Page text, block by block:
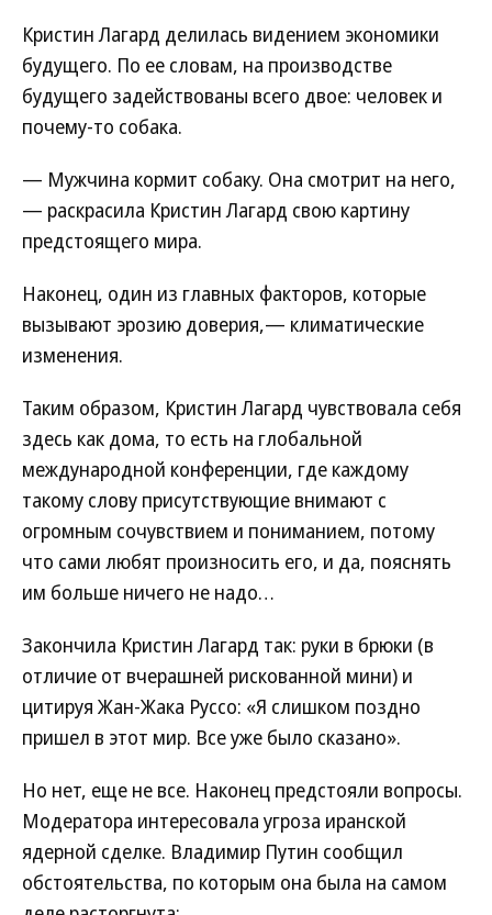
Кристин Лагард делилась видением экономики
будущего. По ее словам, на производстве
будущего задействованы всего двое: человек и
почему-то собака.
— Мужчина кормит собаку. Она смотрит на него,
— раскрасила Кристин Лагард свою картину
предстоящего мира.
Наконец, один из главных факторов, которые
вызывают эрозию доверия,— климатические
изменения.
Таким образом, Кристин Лагард чувствовала себя
здесь как дома, то есть на глобальной
международной конференции, где каждому
такому слову присутствующие внимают с
огромным сочувствием и пониманием, потому
что сами любят произносить его, и да, пояснять
им больше ничего не надо…
Закончила Кристин Лагард так: руки в брюки (в
отличие от вчерашней рискованной мини) и
цитируя Жан-Жака Руссо: «Я слишком поздно
пришел в этот мир. Все уже было сказано».
Но нет, еще не все. Наконец предстояли вопросы.
Модератора интересовала угроза иранской
ядерной сделке. Владимир Путин сообщил
обстоятельства, по которым она была на самом